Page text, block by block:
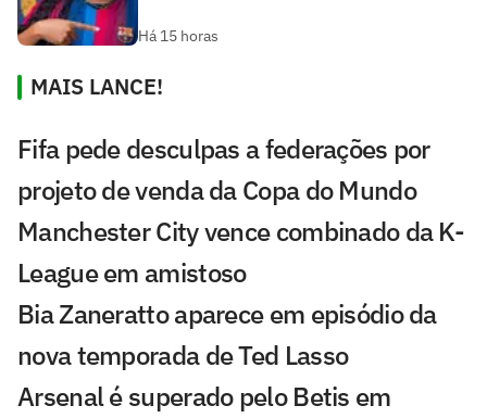
Há 15 horas
MAIS LANCE!
Fifa pede desculpas a federações por
projeto de venda da Copa do Mundo
Manchester City vence combinado da K-
League em amistoso
Bia Zaneratto aparece em episódio da
nova temporada de Ted Lasso
Arsenal é superado pelo Betis em